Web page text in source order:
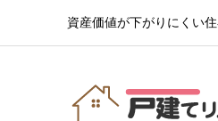
資産価値が下がりにくい